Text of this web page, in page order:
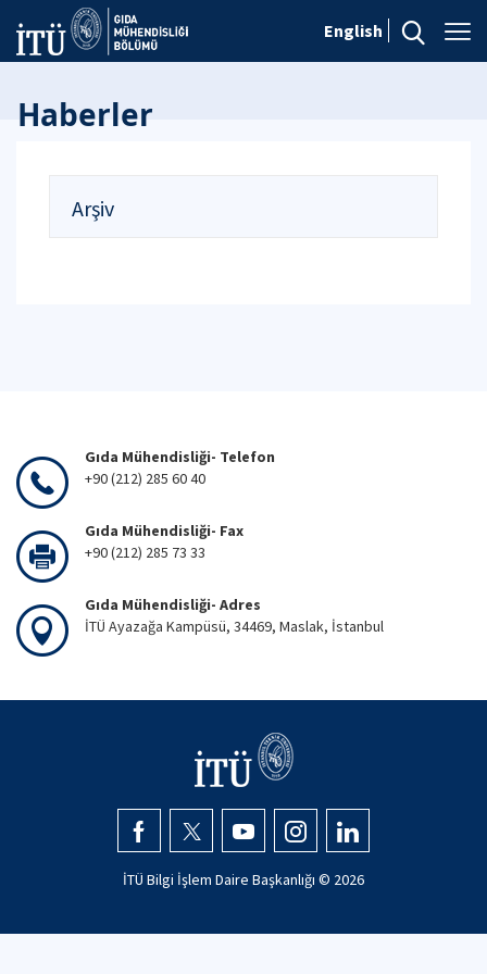
English
Haberler
Arşiv
Gıda Mühendisliği- Telefon
+90 (212) 285 60 40
Gıda Mühendisliği- Fax
+90 (212) 285 73 33
Gıda Mühendisliği- Adres
İTÜ Ayazağa Kampüsü, 34469, Maslak, İstanbul
İTÜ Bilgi İşlem Daire Başkanlığı © 2026